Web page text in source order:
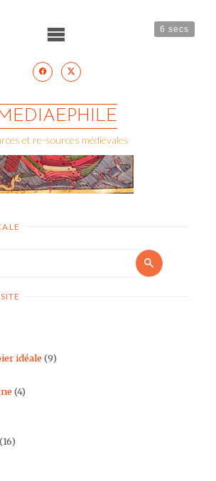
6 secs
MEDIAEPHILE
et re-sources médiévales
for:
Search
idéale(9)
(4)
(16)